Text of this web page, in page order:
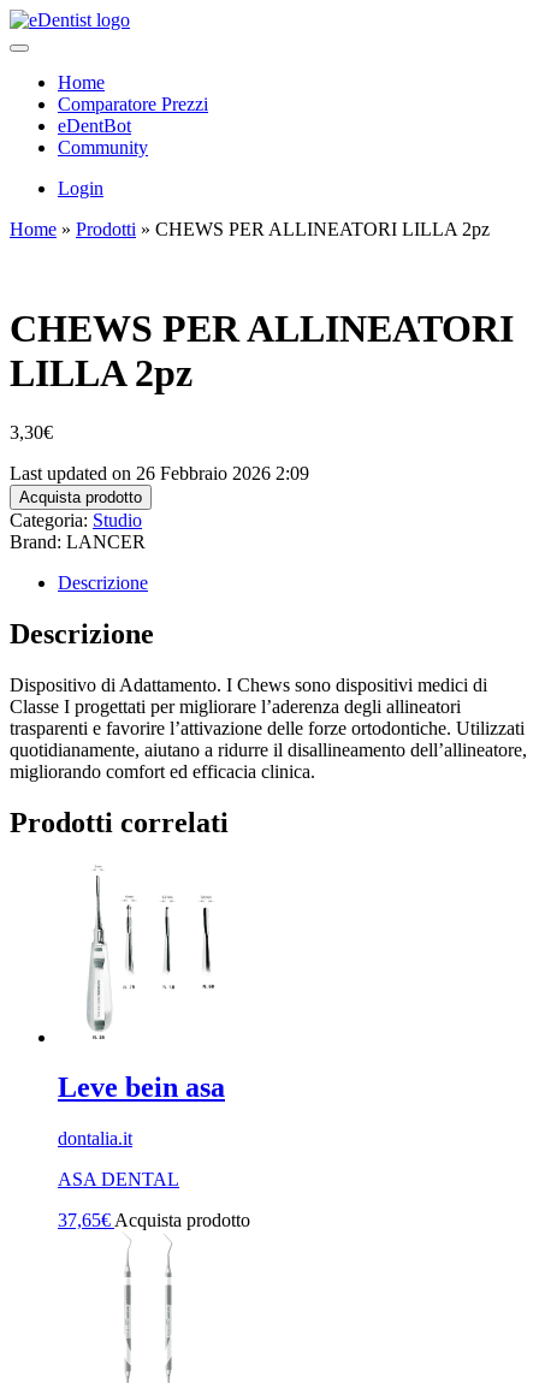
Home
Comparatore Prezzi
eDentBot
Community
Login
Home » Prodotti » CHEWS PER ALLINEATORI LILLA 2pz
CHEWS PER ALLINEATORI
LILLA 2pz
3,30€
Last updated on 26 Febbraio 2026 2:09
Acquista prodotto
Categoria: Studio
Brand: LANCER
Descrizione
Descrizione
Dispositivo di Adattamento. I Chews sono dispositivi medici di
Classe I progettati per migliorare l’aderenza degli allineatori
trasparenti e favorire l’attivazione delle forze ortodontiche. Utilizzati
quotidianamente, aiutano a ridurre il disallineamento dell’allineatore,
migliorando comfort ed efficacia clinica.
Prodotti correlati
Leve bein asa
dontalia.it
ASA DENTAL
37,65€ Acquista prodotto